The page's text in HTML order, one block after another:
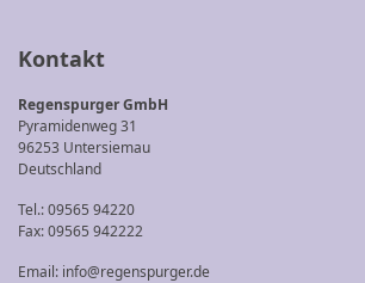
Kontakt
Regenspurger GmbH
Pyramidenweg 31
96253 Untersiemau
Deutschland
Tel.: 09565 94220
Fax: 09565 942222
Email: info@regenspurger.de